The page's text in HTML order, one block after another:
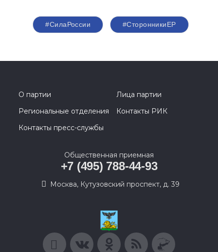
#СилаРоссии #СторонникиЕР
О партии
Лица партии
Региональные отделения
Контакты РИК
Контакты пресс-службы
Общественная приемная
+7 (495) 788-44-93
Москва, Кутузовский проспект, д. 39